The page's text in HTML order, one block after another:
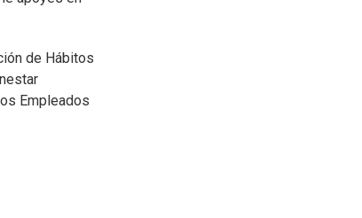
de Hábitos
Empleados